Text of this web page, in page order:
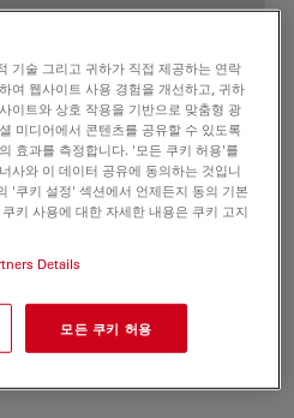
세요
선택 사항:
기술 그리고 귀하가 직접 제공하는 연락
여 웹사이트 사용 경험을 개선하고, 귀하
이트와 상호 작용을 기반으로 맞춤형 광
미디어에서 콘텐츠를 공유할 수 있도록
효과를 측정합니다. '모든 쿠키 허용'를
사와 이 데이터 공유에 동의하는 것입니
'쿠키 설정' 섹션에서 언제든지 동의 기본
키 사용에 대한 자세한 내용은 쿠키 고지
Details
모든 쿠키 허용